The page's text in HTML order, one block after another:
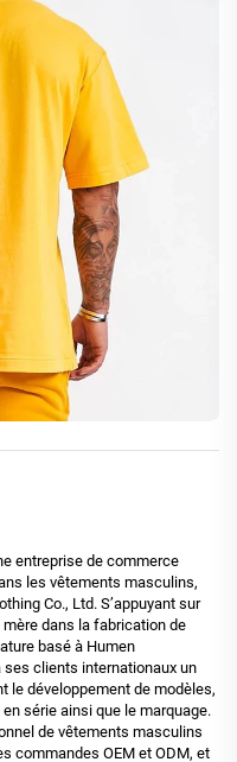
entreprise de commerce
les vêtements masculins,
Co., Ltd. S’appuyant sur
dans la fabrication de
basé à Humen
ses clients internationaux un
le développement de modèles,
série ainsi que le marquage.
de vêtements masculins
commandes OEM et ODM, et